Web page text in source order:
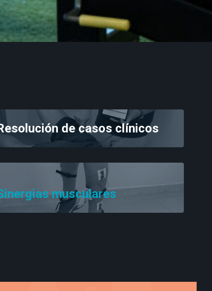
de casos clínicos
musculares